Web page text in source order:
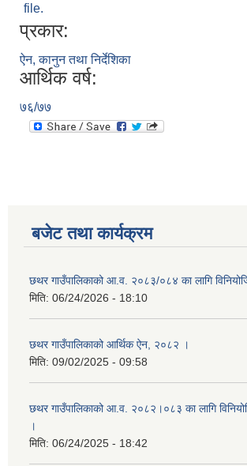
file.
प्रकार:
ऐन, कानुन तथा निर्देशिका
आर्थिक वर्ष:
७६/७७
बजेट तथा कार्यक्रम
छथर गाउँपालिकाको आ.व. २०८३/०८४ का लागि
मिति: 06/24/2026 - 18:10
छथर गाउँपालिकाको आर्थिक ऐन, २०८२ ।
मिति: 09/02/2025 - 09:58
छथर गाउँपालिकाको आ.व. २०८२।०८३ का लागि
।
मिति: 06/24/2025 - 18:42